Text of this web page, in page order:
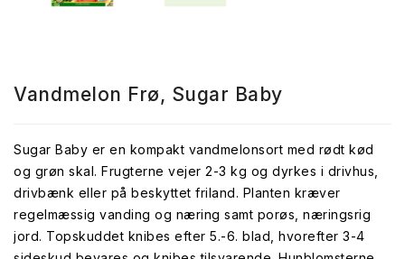
Vandmelon Frø, Sugar Baby
Sugar Baby er en kompakt vandmelonsort med rødt kød
og grøn skal. Frugterne vejer 2-3 kg og dyrkes i drivhus,
drivbænk eller på beskyttet friland. Planten kræver
regelmæssig vanding og næring samt porøs, næringsrig
jord. Topskuddet knibes efter 5.-6. blad, hvorefter 3-4